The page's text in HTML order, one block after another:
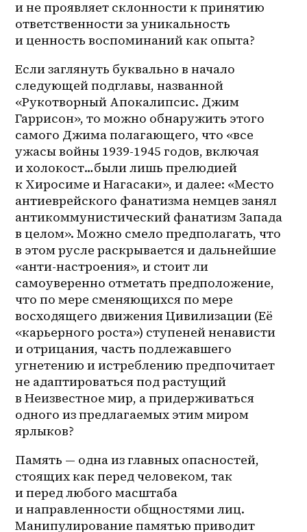
и не проявляет склонности к принятию
ответственности за уникальность
и ценность воспоминаний как опыта?
Если заглянуть буквально в начало
следующей подглавы, названной
«Рукотворный Апокалипсис. Джим
Гаррисон», то можно обнаружить этого
самого Джима полагающего, что «все
ужасы войны 1939-1945 годов, включая
и холокост…были лишь прелюдией
к Хиросиме и Нагасаки», и далее: «Место
антиеврейского фанатизма немцев занял
антикоммунистический фанатизм Запада
в целом». Можно смело предполагать, что
в этом русле раскрывается и дальнейшие
«анти-настроения», и стоит ли
самоуверенно отметать предположение,
что по мере сменяющихся по мере
восходящего движения Цивилизации (Её
«карьерного роста») ступеней ненависти
и отрицания, часть подлежавшего
угнетению и истреблению предпочитает
не адаптироваться под растущий
в Неизвестное мир, а придерживаться
одного из предлагаемых этим миром
ярлыков?
Память — одна из главных опасностей,
стоящих как перед человеком, так
и перед любого масштаба
и направленности общностями лиц.
Манипулирование памятью приводит